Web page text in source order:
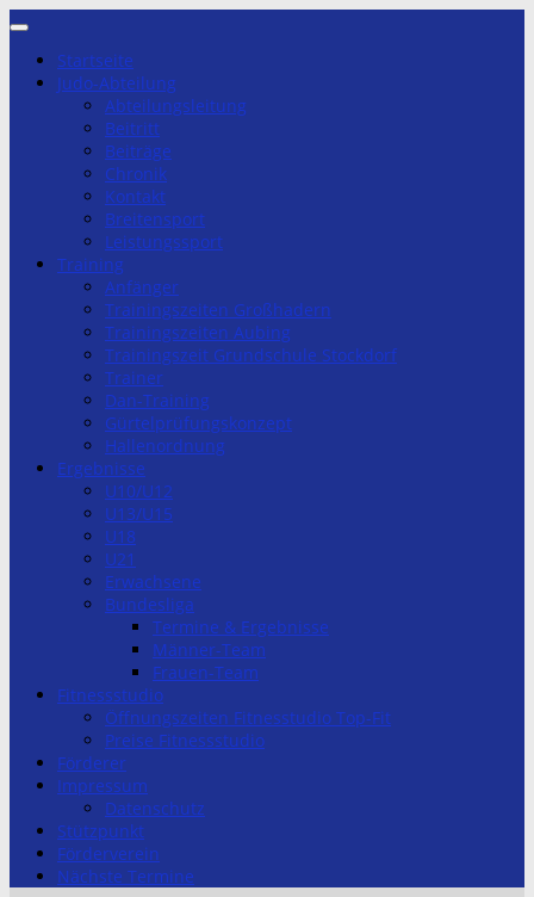
Zum
springenStartseite
Judo-Abteilung
Abteilungsleitung
Beitritt
Beiträge
Chronik
Kontakt
Breitensport
Leistungssport
Training
Anfänger
Trainingszeiten Großhadern
Trainingszeiten Aubing
Trainingszeit Grundschule Stockdorf
Trainer
Dan-Training
Gürtelprüfungskonzept
Hallenordnung
Ergebnisse
U10/U12
U13/U15
U18
U21
Erwachsene
Bundesliga
Termine & Ergebnisse
Männer-Team
Frauen-Team
Fitnessstudio
Öffnungszeiten Fitnesstudio Top-Fit
Preise Fitnessstudio
Förderer
Impressum
Datenschutz
Stützpunkt
Förderverein
Nächste Termine